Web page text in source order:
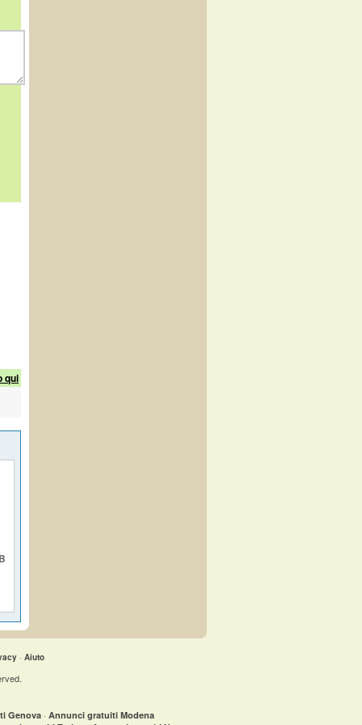
qui
· Aiuto
Genova · Annunci gratuiti Modena